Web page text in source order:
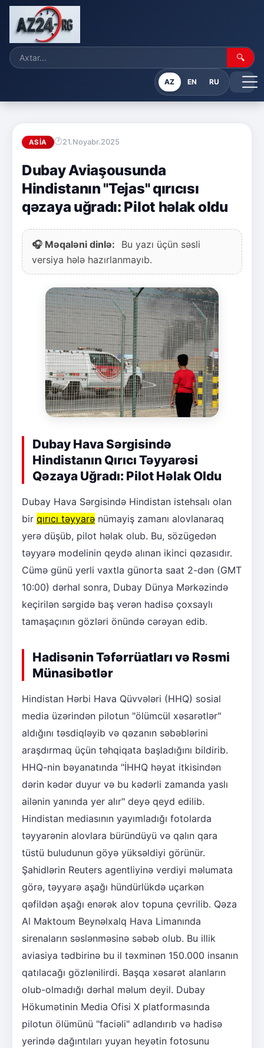
🔍
AZ EN RU
ASIA 21.Noyabr.2025
Dubay Aviaşousunda
Hindistanın "Tejas" qırıcısı
qəzaya uğradı: Pilot həlak oldu
🎧 Məqaləni dinlə:
Bu yazı üçün səsli
versiya hələ hazırlanmayıb.
Dubay Hava Sərgisində
Hindistanın Qırıcı Təyyarəsi
Qəzaya Uğradı: Pilot Həlak Oldu
Dubay Hava Sərgisində Hindistan istehsalı olan
bir qırıcı təyyarə nümayiş zamanı alovlanaraq
yerə düşüb, pilot həlak olub. Bu, sözügedən
təyyarə modelinin qeydə alınan ikinci qəzasıdır.
Cümə günü yerli vaxtla günorta saat 2-dən (GMT
10:00) dərhal sonra, Dubay Dünya Mərkəzində
keçirilən sərgidə baş verən hadisə çoxsaylı
tamaşaçının gözləri önündə cərəyan edib.
Hadisənin Təfərrüatları və Rəsmi
Münasibətlər
Hindistan Hərbi Hava Qüvvələri (HHQ) sosial
media üzərindən pilotun "ölümcül xəsarətlər"
aldığını təsdiqləyib və qəzanın səbəblərini
araşdırmaq üçün təhqiqata başladığını bildirib.
HHQ-nin bəyanatında "İHHQ həyat itkisindən
dərin kədər duyur və bu kədərli zamanda yaslı
ailənin yanında yer alır" deyə qeyd edilib.
Hindistan mediasının yayımladığı fotolarda
təyyarənin alovlara büründüyü və qalın qara
tüstü buludunun göyə yüksəldiyi görünür.
Şahidlərin Reuters agentliyinə verdiyi məlumata
görə, təyyarə aşağı hündürlükdə uçarkən
qəfildən aşağı enərək alov topuna çevrilib. Qəza
Al Maktoum Beynəlxalq Hava Limanında
sirenaların səslənməsinə səbəb olub. Bu illik
aviasiya tədbirinə bu il təxminən 150.000 insanın
qatılacağı gözlənilirdi. Başqa xəsarət alanların
olub-olmadığı dərhal məlum deyil. Dubay
Hökumətinin Media Ofisi X platformasında
pilotun ölümünü "faciəli" adlandırıb və hadisə
yerində dağıntıları yuyan heyətin fotosunu